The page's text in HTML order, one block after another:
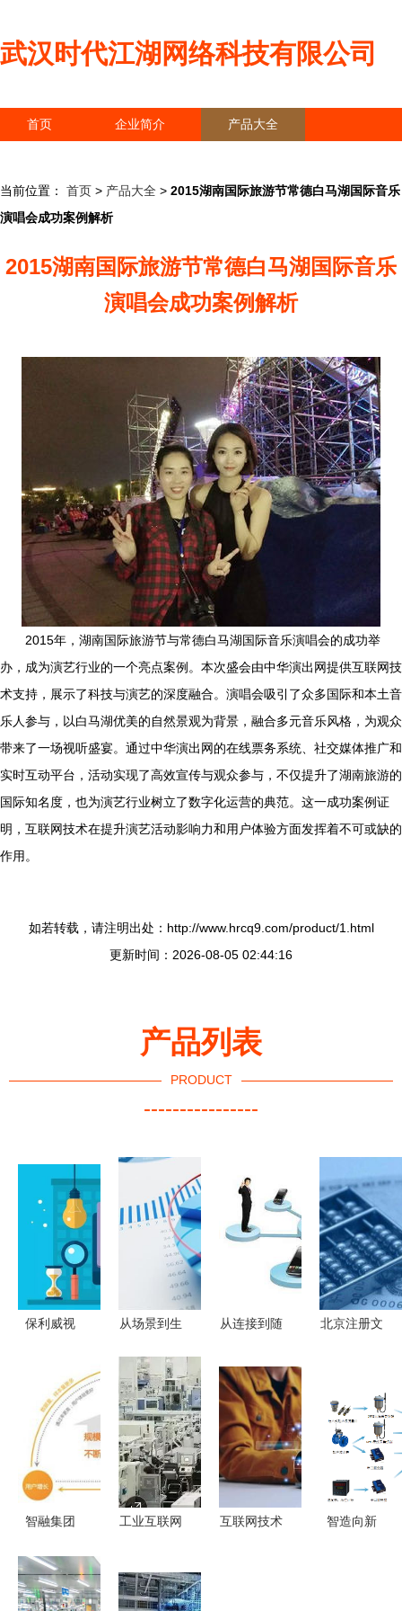
武汉时代江湖网络科技有限公司
首页 企业简介 产品大全
当前位置： 首页 > 产品大全 > 2015湖南国际旅游节常德白马湖国际音乐
演唱会成功案例解析
2015湖南国际旅游节常德白马湖国际音乐
演唱会成功案例解析
2015年，湖南国际旅游节与常德白马湖国际音乐演唱会的成功举
办，成为演艺行业的一个亮点案例。本次盛会由中华演出网提供互联网技
术支持，展示了科技与演艺的深度融合。演唱会吸引了众多国际和本土音
乐人参与，以白马湖优美的自然景观为背景，融合多元音乐风格，为观众
带来了一场视听盛宴。通过中华演出网的在线票务系统、社交媒体推广和
实时互动平台，活动实现了高效宣传与观众参与，不仅提升了湖南旅游的
国际知名度，也为演艺行业树立了数字化运营的典范。这一成功案例证
明，互联网技术在提升演艺活动影响力和用户体验方面发挥着不可或缺的
作用。
如若转载，请注明出处：http://www.hrcq9.com/product/1.html
更新时间：2026-08-05 02:44:16
产品列表
PRODUCT
----------------
保利威视
头，为何能
成为头部企
业的“内部
技术引
擎”？
从场景到生
技如何以技
术驱动引领
互联网服务
迈入“万物
互融”新纪
元
从连接到随
联网到移动
互联网的发
展与技术服
务演进
北京注册文
服务全攻略
智融集团
科技驱动，
金融服务的
工业互联网
重塑制造业
未来
互联网技术
智造向新